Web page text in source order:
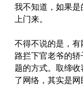
我不知道，如果
上门来。
不得不说的是，
路拦下官老爷的
题的方式。取缔
了网络，其实是